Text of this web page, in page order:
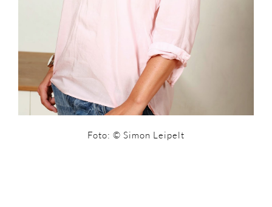
Foto: © Simon Leipelt